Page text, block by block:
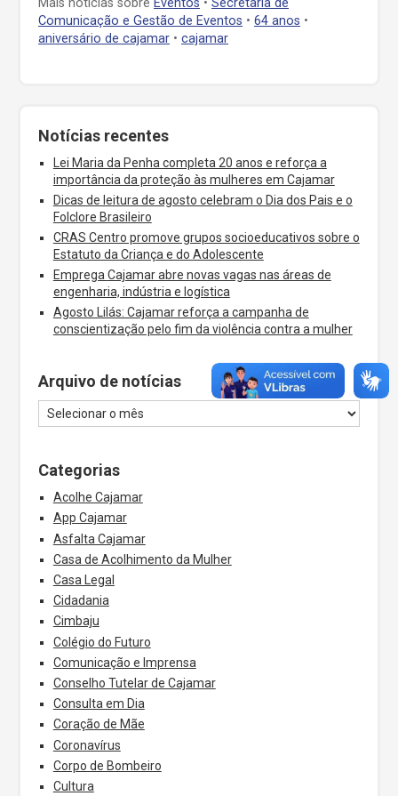
Comunicação e Gestão de Eventos • 64 anos •
aniversário de cajamar • cajamar
Notícias recentes
Lei Maria da Penha completa 20 anos e reforça a
importância da proteção às mulheres em Cajamar
Dicas de leitura de agosto celebram o Dia dos Pais e o
Folclore Brasileiro
CRAS Centro promove grupos socioeducativos sobre o
Estatuto da Criança e do Adolescente
Emprega Cajamar abre novas vagas nas áreas de
engenharia, indústria e logística
Agosto Lilás: Cajamar reforça a campanha de
conscientização pelo fim da violência contra a mulher
Arquivo de notícias
Categorias
Acolhe Cajamar
App Cajamar
Asfalta Cajamar
Casa de Acolhimento da Mulher
Casa Legal
Cidadania
Cimbaju
Colégio do Futuro
Comunicação e Imprensa
Conselho Tutelar de Cajamar
Consulta em Dia
Coração de Mãe
Coronavírus
Corpo de Bombeiro
Cultura